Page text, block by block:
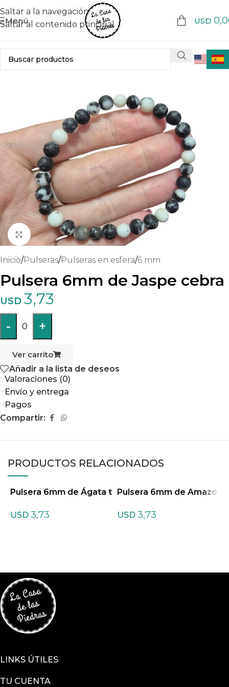
Saltar a la navegación
Saltar al contenido principal
Menú USD
Haga clic para ampliar
Inicio/Pulseras/Pulseras en esfera/6 mm
Pulsera 6mm de Jaspe cebra
USD 3,73
- 0 +
Ver carrito
Añadir a la lista de deseos
Valoraciones (0)
Envío y entrega
Pagos
Compartir:
PRODUCTOS RELACIONADOS
Pulsera 6mm de Ágata t
USD 3,73
Pulsera 6mm de Amazo
USD 3,73
LINKS ÚTILES
TU CUENTA